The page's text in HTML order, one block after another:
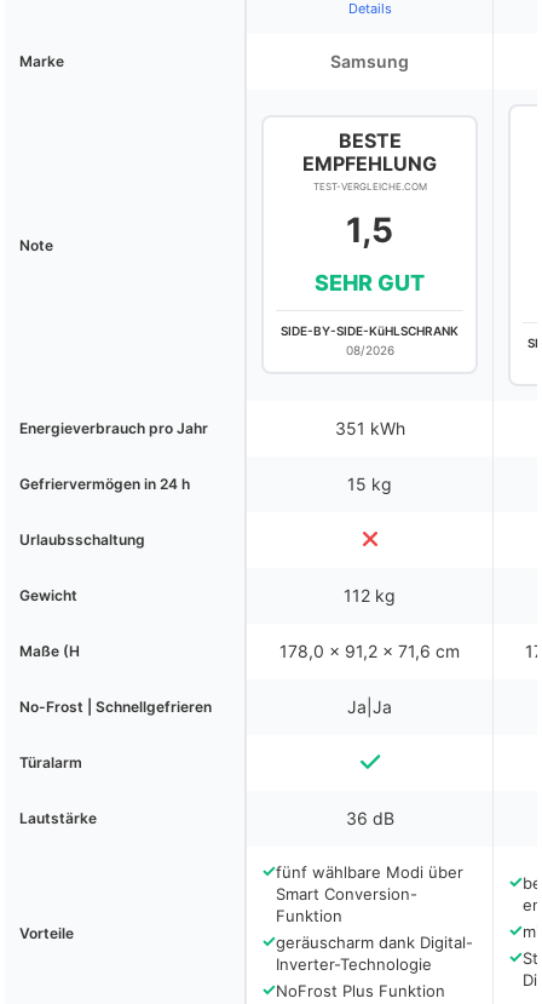
Details
Marke Samsung
Note
BESTE
EMPFEHLUNG
TEST-VERGLEICHE.COM
1,5
SEHR GUT
SIDE-BY-SIDE-KüHLSCHRANK
08/2026
Energieverbrauch pro Jahr 351 kWh
Gefriervermögen in 24 h 15 kg
Urlaubsschaltung
Gewicht 112 kg
Maße (H 178,0 x 91,2 x 71,6 cm
No-Frost | Schnellgefrieren Ja|Ja
Türalarm
Lautstärke 36 dB
Vorteile
✓fünf wählbare Modi über
Smart Conversion-
Funktion
✓geräuscharm dank Digital-
Inverter-Technologie
✓NoFrost Plus Funktion
✓
✓
✓